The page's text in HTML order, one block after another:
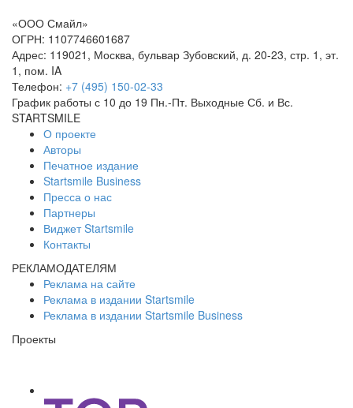
«ООО Смайл»
ОГРН: 1107746601687
Адрес: 119021 , Москва, бульвар Зубовский, д. 20-23, стр. 1, эт.
1, пом. IA
Телефон: +7 (495) 150-02-33
График работы с 10 до 19 Пн.-Пт. Выходные Сб. и Вс.
STARTSMILE
О проекте
Авторы
Печатное издание
Startsmile Business
Пресса о нас
Партнеры
Виджет Startsmile
Контакты
РЕКЛАМОДАТЕЛЯМ
Реклама на сайте
Реклама в издании Startsmile
Реклама в издании Startsmile Business
Проекты